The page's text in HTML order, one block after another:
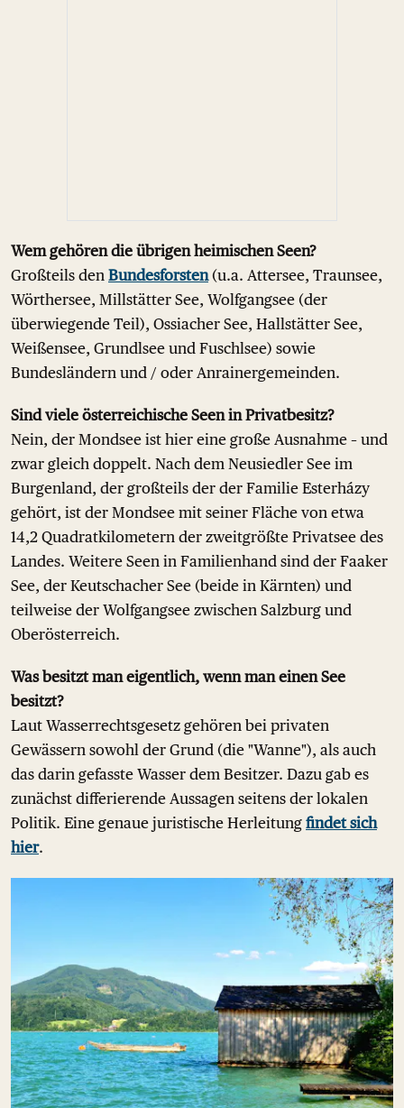
Wem gehören die übrigen heimischen Seen?
Großteils den Bundesforsten(u.a. Attersee, Traunsee,
Wörthersee, Millstätter See, Wolfgangsee (der
überwiegende Teil), Ossiacher See, Hallstätter See,
Weißensee, Grundlsee und Fuschlsee) sowie
Bundesländern und / oder Anrainergemeinden.
Sind viele österreichische Seen in Privatbesitz?
Nein, der Mondsee ist hier eine große Ausnahme – und
zwar gleich doppelt. Nach dem Neusiedler See im
Burgenland, der großteils der der Familie Esterházy
gehört, ist der Mondsee mit seiner Fläche von etwa
14,2 Quadratkilometern der zweitgrößte Privatsee des
Landes. Weitere Seen in Familienhand sind der Faaker
See, der Keutschacher See (beide in Kärnten) und
teilweise der Wolfgangsee zwischen Salzburg und
Oberösterreich.
Was besitzt man eigentlich, wenn man einen See
besitzt?
Laut Wasserrechtsgesetz gehören bei privaten
Gewässern sowohl der Grund (die "Wanne"), als auch
das darin gefasste Wasser dem Besitzer. Dazu gab es
zunächst differierende Aussagen seitens der lokalen
Politik. Eine genaue juristische Herleitung findet sich
hier.